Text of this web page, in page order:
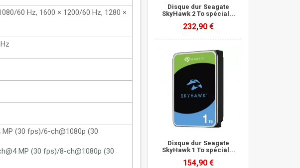
60 Hz, 1600 × 1200/60 Hz, 1280 ×
(30 fps)/6-ch@1080p (30
MP (30 fps)/8-ch@1080p (30
Disque dur Seagate
SkyHawk 2 To spécial...
232,90 €
Disque dur Seagate
SkyHawk 1 To spécial...
154,90 €